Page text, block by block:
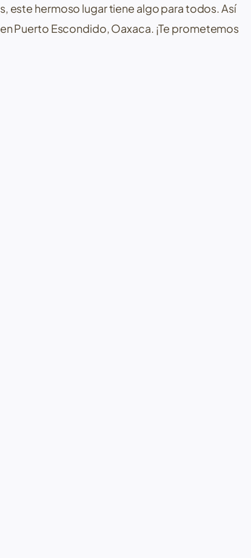
este hermoso lugar tiene algo para todos. Así
enPuerto Escondido, Oaxaca. ¡Te prometemos